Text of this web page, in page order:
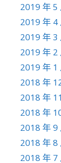
2019 年 5
2019 年 4
2019 年 3
2019 年 2
2019 年 1
2018 年
2018 年
2018 年
2018 年 9
2018 年 8
2018 年 7